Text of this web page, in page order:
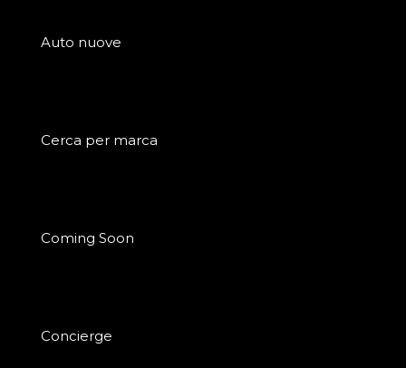
Auto nuove
Cerca per marca
Coming Soon
Concierge